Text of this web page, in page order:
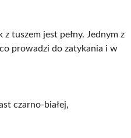
tuszem jest pełny. Jednym z
prowadzi do zatykania i w
czarno-białej,